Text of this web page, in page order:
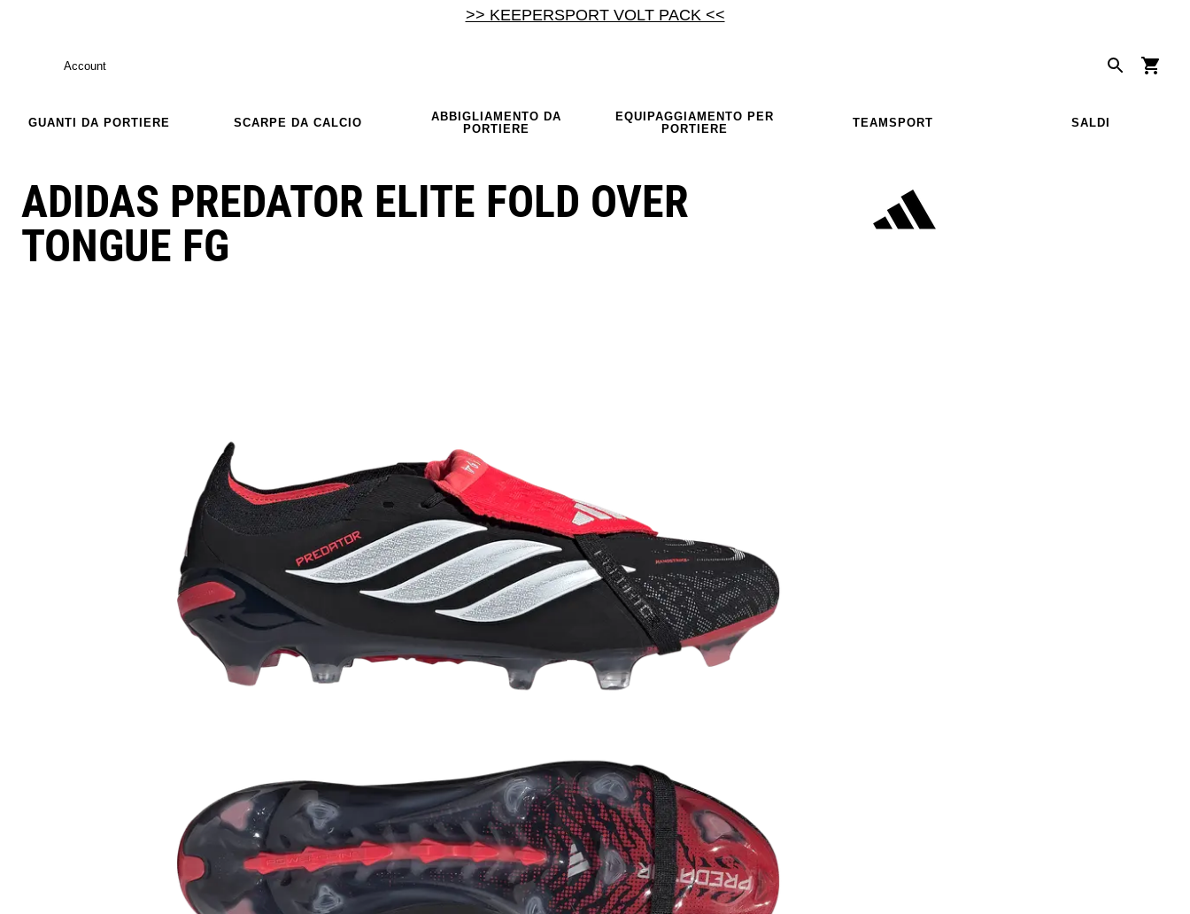
>> KEEPERSPORT VOLT PACK <<
Account
GUANTI DA PORTIERE SCARPE DA CALCIO
ABBIGLIAMENTO DA
PORTIERE
EQUIPAGGIAMENTO PER
PORTIERE
TEAMSPORT SALDI
ADIDAS PREDATOR ELITE FOLD OVER
TONGUE FG